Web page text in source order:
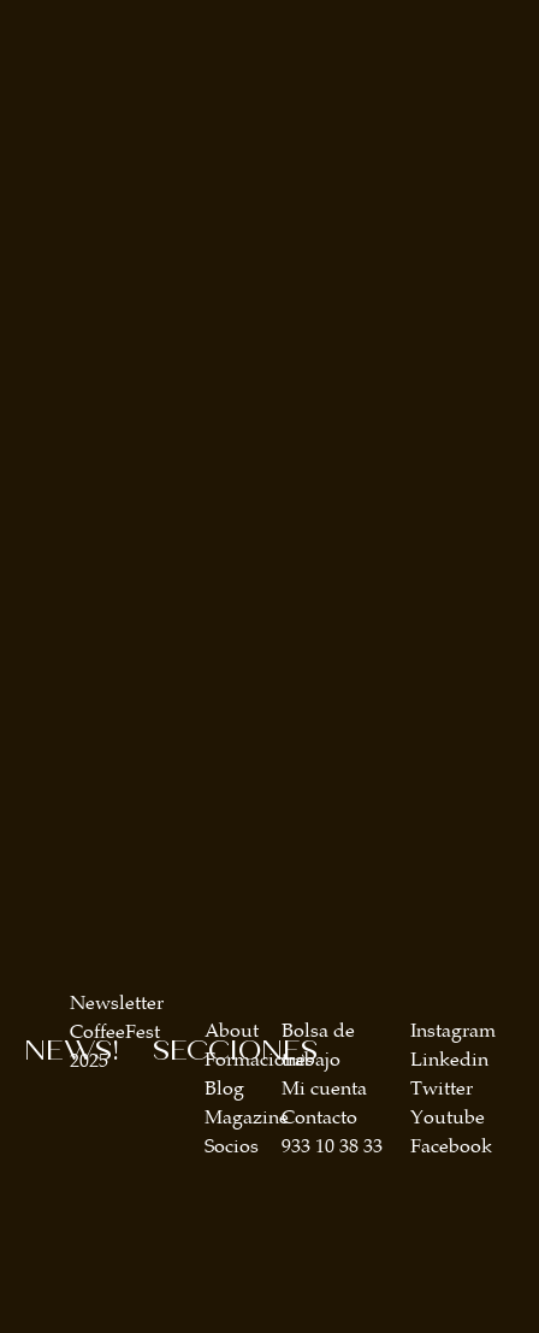
SECCIONES
About
Formaciones
Blog
Magazine
Socios
Bolsa de
trabajo
Mi cuenta
Contacto
933 10 38 33
NEWS!
Newsletter
CoffeeFest
2025
Instagram
Linkedin
Twitter
Youtube
Facebook